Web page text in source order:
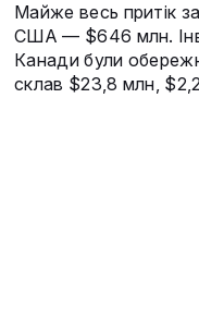
Майже весь притік
США — $646 млн.
Канади були
склав $23,8 млн,